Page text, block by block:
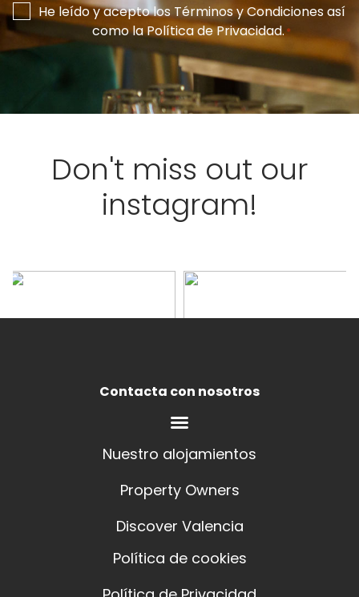
Consentimiento
*
He leído y acepto losTérminos y Condicionesasí
como laPolítica de Privacidad.*
Don't miss out our
instagram!
Contacta con nosotros
Nuestro alojamientos
Property Owners
Discover Valencia
Política de cookies